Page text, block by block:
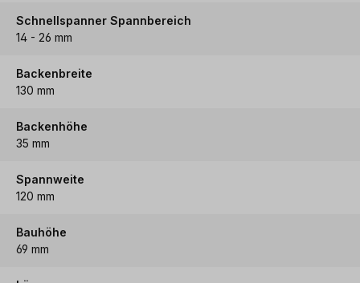
Schnellspanner Spannbereich
14 - 26 mm
Backenbreite
130 mm
Backenhöhe
35 mm
Spannweite
120 mm
Bauhöhe
69 mm